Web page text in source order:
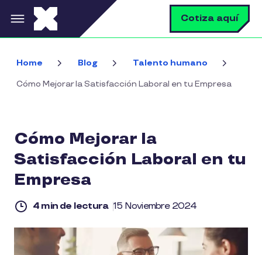
Pasar al contenido principal Cotiza aquí
Home Blog Talento humano
Cómo Mejorar la Satisfacción Laboral en tu Empresa
Cómo Mejorar la
Satisfacción Laboral en tu
Empresa
4 min de lectura 15 Noviembre 2024